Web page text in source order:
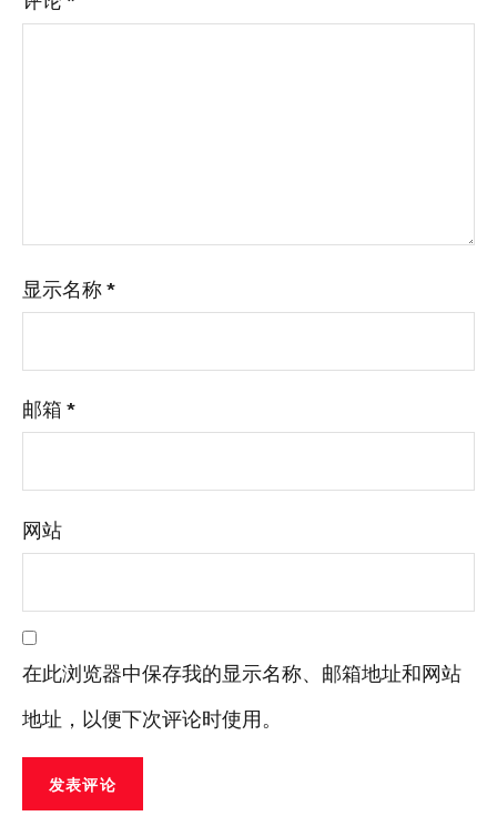
显示名称*
邮箱*
网站
在此浏览器中保存我的显示名称、邮箱地址和网站
地址，以便下次评论时使用。